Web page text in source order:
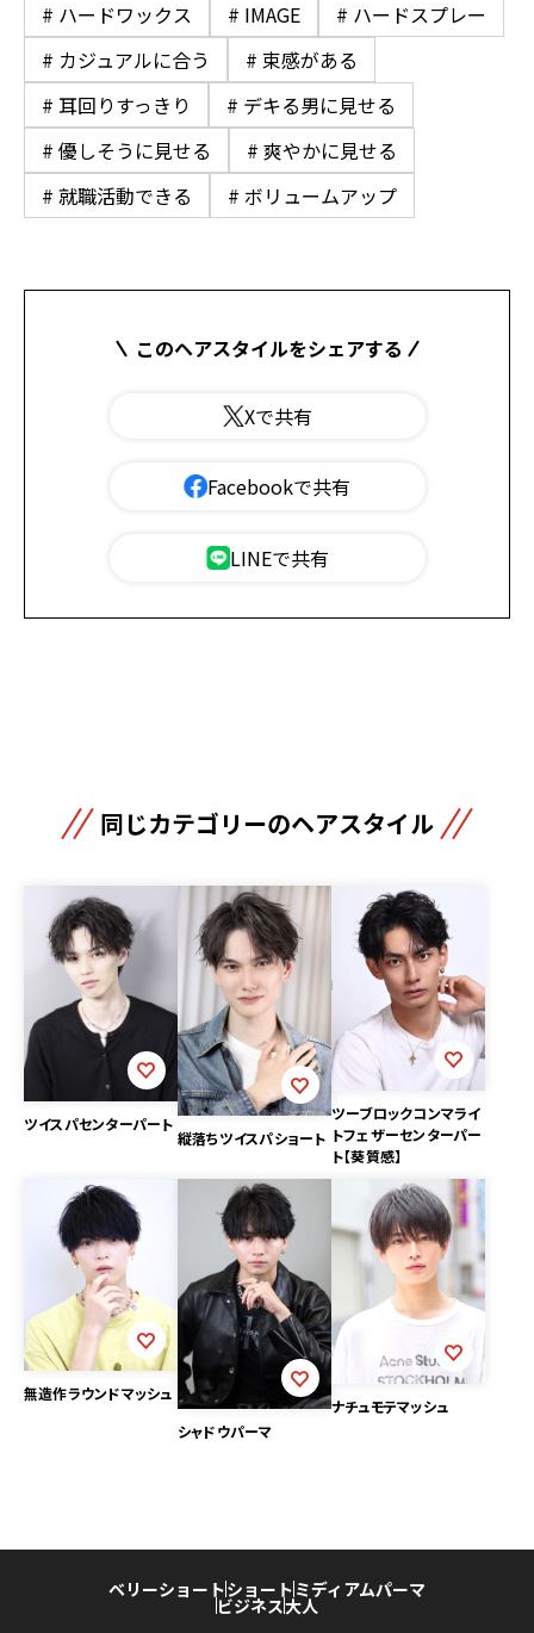
# ハードワックス
# IMAGE
# ハードスプレー
# カジュアルに合う
# 束感がある
# 耳回りすっきり
# デキる男に見せる
# 優しそうに見せる
# 爽やかに見せる
# 就職活動できる
# ボリュームアップ
このヘアスタイルをシェアする
Xで共有
Facebookで共有
LINEで共有
同じカテゴリーのヘアスタイル
ツイスパセンターパート
縦落ちツイスパショート
ツーブロックコンマライ
トフェザーセンターパー
ト【葵質感】
無造作ラウンドマッシュ
シャドウパーマ
ナチュモテマッシュ
ベリーショートショート ミディアムパーマ
ビジネス大人